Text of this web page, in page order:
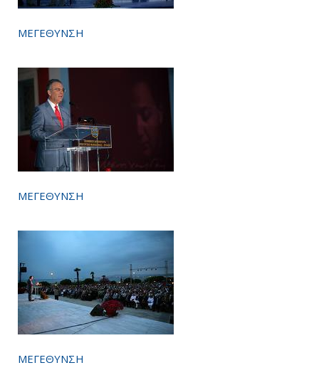
ΜΕΓΕΘΥΝΣΗ
ΜΕΓΕΘΥΝΣΗ
ΜΕΓΕΘΥΝΣΗ